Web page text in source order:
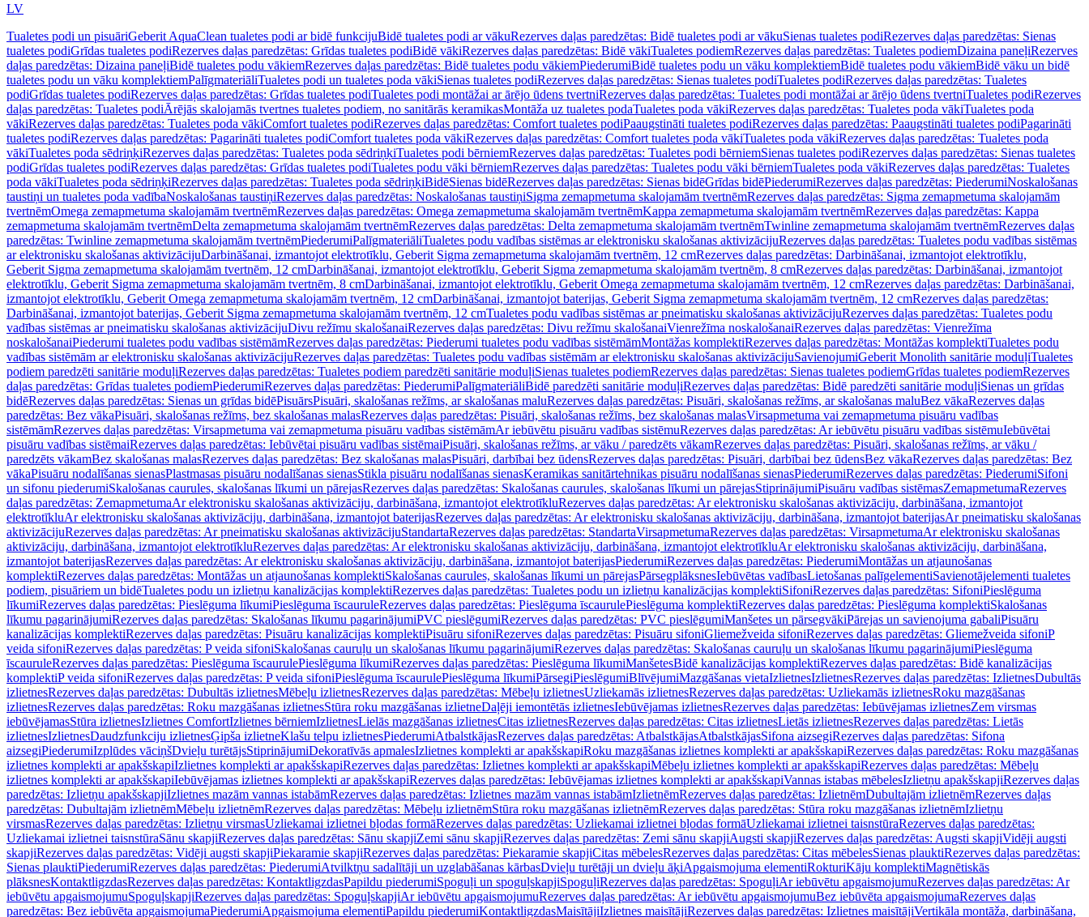
LV
Tualetes podi un pisuāriGeberit AquaClean tualetes podi ar bidē funkcijuBidē tualetes podi ar vākuRezerves daļas paredzētas: Bidē tualetes podi ar vākuSienas tualetes podiRezerves daļas paredzētas: Sienas
tualetes podiGrīdas tualetes podiRezerves daļas paredzētas: Grīdas tualetes podiBidē vākiRezerves daļas paredzētas: Bidē vākiTualetes podiemRezerves daļas paredzētas: Tualetes podiemDizaina paneļiRezerves
daļas paredzētas: Dizaina paneļiBidē tualetes podu vākiemRezerves daļas paredzētas: Bidē tualetes podu vākiemPiederumiBidē tualetes podu un vāku komplektiemBidē tualetes podu vākiemBidē vāku un bidē
tualetes podu un vāku komplektiemPalīgmateriāliTualetes podi un tualetes poda vākiSienas tualetes podiRezerves daļas paredzētas: Sienas tualetes podiTualetes podiRezerves daļas paredzētas: Tualetes
podiGrīdas tualetes podiRezerves daļas paredzētas: Grīdas tualetes podiTualetes podi montāžai ar ārējo ūdens tvertniRezerves daļas paredzētas: Tualetes podi montāžai ar ārējo ūdens tvertniTualetes podiRezerves
daļas paredzētas: Tualetes podiĀrējās skalojamās tvertnes tualetes podiem, no sanitārās keramikasMontāža uz tualetes podaTualetes poda vākiRezerves daļas paredzētas: Tualetes poda vākiTualetes poda
vākiRezerves daļas paredzētas: Tualetes poda vākiComfort tualetes podiRezerves daļas paredzētas: Comfort tualetes podiPaaugstināti tualetes podiRezerves daļas paredzētas: Paaugstināti tualetes podiPagarināti
tualetes podiRezerves daļas paredzētas: Pagarināti tualetes podiComfort tualetes poda vākiRezerves daļas paredzētas: Comfort tualetes poda vākiTualetes poda vākiRezerves daļas paredzētas: Tualetes poda
vākiTualetes poda sēdriņķiRezerves daļas paredzētas: Tualetes poda sēdriņķiTualetes podi bērniemRezerves daļas paredzētas: Tualetes podi bērniemSienas tualetes podiRezerves daļas paredzētas: Sienas tualetes
podiGrīdas tualetes podiRezerves daļas paredzētas: Grīdas tualetes podiTualetes podu vāki bērniemRezerves daļas paredzētas: Tualetes podu vāki bērniemTualetes poda vākiRezerves daļas paredzētas: Tualetes
poda vākiTualetes poda sēdriņķiRezerves daļas paredzētas: Tualetes poda sēdriņķiBidēSienas bidēRezerves daļas paredzētas: Sienas bidēGrīdas bidēPiederumiRezerves daļas paredzētas: PiederumiNoskalošanas
taustiņi un tualetes poda vadībaNoskalošanas taustiņiRezerves daļas paredzētas: Noskalošanas taustiņiSigma zemapmetuma skalojamām tvertnēmRezerves daļas paredzētas: Sigma zemapmetuma skalojamām
tvertnēmOmega zemapmetuma skalojamām tvertnēmRezerves daļas paredzētas: Omega zemapmetuma skalojamām tvertnēmKappa zemapmetuma skalojamām tvertnēmRezerves daļas paredzētas: Kappa
zemapmetuma skalojamām tvertnēmDelta zemapmetuma skalojamām tvertnēmRezerves daļas paredzētas: Delta zemapmetuma skalojamām tvertnēmTwinline zemapmetuma skalojamām tvertnēmRezerves daļas
paredzētas: Twinline zemapmetuma skalojamām tvertnēmPiederumiPalīgmateriāliTualetes podu vadības sistēmas ar elektronisku skalošanas aktivizācijuRezerves daļas paredzētas: Tualetes podu vadības sistēmas
ar elektronisku skalošanas aktivizācijuDarbināšanai, izmantojot elektrotīklu, Geberit Sigma zemapmetuma skalojamām tvertnēm, 12 cmRezerves daļas paredzētas: Darbināšanai, izmantojot elektrotīklu,
Geberit Sigma zemapmetuma skalojamām tvertnēm, 12 cmDarbināšanai, izmantojot elektrotīklu, Geberit Sigma zemapmetuma skalojamām tvertnēm, 8 cmRezerves daļas paredzētas: Darbināšanai, izmantojot
elektrotīklu, Geberit Sigma zemapmetuma skalojamām tvertnēm, 8 cmDarbināšanai, izmantojot elektrotīklu, Geberit Omega zemapmetuma skalojamām tvertnēm, 12 cmRezerves daļas paredzētas: Darbināšanai,
izmantojot elektrotīklu, Geberit Omega zemapmetuma skalojamām tvertnēm, 12 cmDarbināšanai, izmantojot baterijas, Geberit Sigma zemapmetuma skalojamām tvertnēm, 12 cmRezerves daļas paredzētas:
Darbināšanai, izmantojot baterijas, Geberit Sigma zemapmetuma skalojamām tvertnēm, 12 cmTualetes podu vadības sistēmas ar pneimatisku skalošanas aktivizācijuRezerves daļas paredzētas: Tualetes podu
vadības sistēmas ar pneimatisku skalošanas aktivizācijuDivu režīmu skalošanaiRezerves daļas paredzētas: Divu režīmu skalošanaiVienrežīma noskalošanaiRezerves daļas paredzētas: Vienrežīma
noskalošanaiPiederumi tualetes podu vadības sistēmāmRezerves daļas paredzētas: Piederumi tualetes podu vadības sistēmāmMontāžas komplektiRezerves daļas paredzētas: Montāžas komplektiTualetes podu
vadības sistēmām ar elektronisku skalošanas aktivizācijuRezerves daļas paredzētas: Tualetes podu vadības sistēmām ar elektronisku skalošanas aktivizācijuSavienojumiGeberit Monolith sanitārie moduļiTualetes
podiem paredzēti sanitārie moduļiRezerves daļas paredzētas: Tualetes podiem paredzēti sanitārie moduļiSienas tualetes podiemRezerves daļas paredzētas: Sienas tualetes podiemGrīdas tualetes podiemRezerves
daļas paredzētas: Grīdas tualetes podiemPiederumiRezerves daļas paredzētas: PiederumiPalīgmateriāliBidē paredzēti sanitārie moduļiRezerves daļas paredzētas: Bidē paredzēti sanitārie moduļiSienas un grīdas
bidēRezerves daļas paredzētas: Sienas un grīdas bidēPisuārsPisuāri, skalošanas režīms, ar skalošanas maluRezerves daļas paredzētas: Pisuāri, skalošanas režīms, ar skalošanas maluBez vākaRezerves daļas
paredzētas: Bez vākaPisuāri, skalošanas režīms, bez skalošanas malasRezerves daļas paredzētas: Pisuāri, skalošanas režīms, bez skalošanas malasVirsapmetuma vai zemapmetuma pisuāru vadības
sistēmāmRezerves daļas paredzētas: Virsapmetuma vai zemapmetuma pisuāru vadības sistēmāmAr iebūvētu pisuāru vadības sistēmuRezerves daļas paredzētas: Ar iebūvētu pisuāru vadības sistēmuIebūvētai
pisuāru vadības sistēmaiRezerves daļas paredzētas: Iebūvētai pisuāru vadības sistēmaiPisuāri, skalošanas režīms, ar vāku / paredzēts vākamRezerves daļas paredzētas: Pisuāri, skalošanas režīms, ar vāku /
paredzēts vākamBez skalošanas malasRezerves daļas paredzētas: Bez skalošanas malasPisuāri, darbībai bez ūdensRezerves daļas paredzētas: Pisuāri, darbībai bez ūdensBez vākaRezerves daļas paredzētas: Bez
vākaPisuāru nodalīšanas sienasPlastmasas pisuāru nodalīšanas sienasStikla pisuāru nodalīšanas sienasKeramikas sanitārtehnikas pisuāru nodalīšanas sienasPiederumiRezerves daļas paredzētas: PiederumiSifoni
un sifonu piederumiSkalošanas caurules, skalošanas līkumi un pārejasRezerves daļas paredzētas: Skalošanas caurules, skalošanas līkumi un pārejasStiprinājumiPisuāru vadības sistēmasZemapmetumaRezerves
daļas paredzētas: ZemapmetumaAr elektronisku skalošanas aktivizāciju, darbināšana, izmantojot elektrotīkluRezerves daļas paredzētas: Ar elektronisku skalošanas aktivizāciju, darbināšana, izmantojot
elektrotīkluAr elektronisku skalošanas aktivizāciju, darbināšana, izmantojot baterijasRezerves daļas paredzētas: Ar elektronisku skalošanas aktivizāciju, darbināšana, izmantojot baterijasAr pneimatisku skalošanas
aktivizācijuRezerves daļas paredzētas: Ar pneimatisku skalošanas aktivizācijuStandartaRezerves daļas paredzētas: StandartaVirsapmetumaRezerves daļas paredzētas: VirsapmetumaAr elektronisku skalošanas
aktivizāciju, darbināšana, izmantojot elektrotīkluRezerves daļas paredzētas: Ar elektronisku skalošanas aktivizāciju, darbināšana, izmantojot elektrotīkluAr elektronisku skalošanas aktivizāciju, darbināšana,
izmantojot baterijasRezerves daļas paredzētas: Ar elektronisku skalošanas aktivizāciju, darbināšana, izmantojot baterijasPiederumiRezerves daļas paredzētas: PiederumiMontāžas un atjaunošanas
komplektiRezerves daļas paredzētas: Montāžas un atjaunošanas komplektiSkalošanas caurules, skalošanas līkumi un pārejasPārsegplāksnesIebūvētas vadībasLietošanas palīgelementiSavienotājelementi tualetes
podiem, pisuāriem un bidēTualetes podu un izlietņu kanalizācijas komplektiRezerves daļas paredzētas: Tualetes podu un izlietņu kanalizācijas komplektiSifoniRezerves daļas paredzētas: SifoniPieslēguma
līkumiRezerves daļas paredzētas: Pieslēguma līkumiPieslēguma īscauruleRezerves daļas paredzētas: Pieslēguma īscaurulePieslēguma komplektiRezerves daļas paredzētas: Pieslēguma komplektiSkalošanas
līkumu pagarinājumiRezerves daļas paredzētas: Skalošanas līkumu pagarinājumiPVC pieslēgumiRezerves daļas paredzētas: PVC pieslēgumiManšetes un pārsegvākiPārejas un savienojuma gabaliPisuāru
kanalizācijas komplektiRezerves daļas paredzētas: Pisuāru kanalizācijas komplektiPisuāru sifoniRezerves daļas paredzētas: Pisuāru sifoniGliemežveida sifoniRezerves daļas paredzētas: Gliemežveida sifoniP
veida sifoniRezerves daļas paredzētas: P veida sifoniSkalošanas cauruļu un skalošanas līkumu pagarinājumiRezerves daļas paredzētas: Skalošanas cauruļu un skalošanas līkumu pagarinājumiPieslēguma
īscauruleRezerves daļas paredzētas: Pieslēguma īscaurulePieslēguma līkumiRezerves daļas paredzētas: Pieslēguma līkumiManšetesBidē kanalizācijas komplektiRezerves daļas paredzētas: Bidē kanalizācijas
komplektiP veida sifoniRezerves daļas paredzētas: P veida sifoniPieslēguma īscaurulePieslēguma līkumiPārsegiPieslēgumiBlīvējumiMazgāšanas vietaIzlietnesIzlietnesRezerves daļas paredzētas: IzlietnesDubultās
izlietnesRezerves daļas paredzētas: Dubultās izlietnesMēbeļu izlietnesRezerves daļas paredzētas: Mēbeļu izlietnesUzliekamās izlietnesRezerves daļas paredzētas: Uzliekamās izlietnesRoku mazgāšanas
izlietnesRezerves daļas paredzētas: Roku mazgāšanas izlietnesStūra roku mazgāšanas izlietneDaļēji iemontētās izlietnesIebūvējamas izlietnesRezerves daļas paredzētas: Iebūvējamas izlietnesZem virsmas
iebūvējamasStūra izlietnesIzlietnes ComfortIzlietnes bērniemIzlietnesLielās mazgāšanas izlietnesCitas izlietnesRezerves daļas paredzētas: Citas izlietnesLietās izlietnesRezerves daļas paredzētas: Lietās
izlietnesIzlietnesDaudzfunkciju izlietnesĢipša izlietneKlašu telpu izlietnesPiederumiAtbalstkājasRezerves daļas paredzētas: AtbalstkājasAtbalstkājasSifona aizsegiRezerves daļas paredzētas: Sifona
aizsegiPiederumiIzplūdes vāciņšDvieļu turētājsStiprinājumiDekoratīvās apmalesIzlietnes komplekti ar apakšskapiRoku mazgāšanas izlietnes komplekti ar apakšskapiRezerves daļas paredzētas: Roku mazgāšanas
izlietnes komplekti ar apakšskapiIzlietnes komplekti ar apakšskapiRezerves daļas paredzētas: Izlietnes komplekti ar apakšskapiMēbeļu izlietnes komplekti ar apakšskapiRezerves daļas paredzētas: Mēbeļu
izlietnes komplekti ar apakšskapiIebūvējamas izlietnes komplekti ar apakšskapiRezerves daļas paredzētas: Iebūvējamas izlietnes komplekti ar apakšskapiVannas istabas mēbelesIzlietņu apakšskapjiRezerves daļas
paredzētas: Izlietņu apakšskapjiIzlietnes mazām vannas istabāmRezerves daļas paredzētas: Izlietnes mazām vannas istabāmIzlietnēmRezerves daļas paredzētas: IzlietnēmDubultajām izlietnēmRezerves daļas
paredzētas: Dubultajām izlietnēmMēbeļu izlietnēmRezerves daļas paredzētas: Mēbeļu izlietnēmStūra roku mazgāšanas izlietnēmRezerves daļas paredzētas: Stūra roku mazgāšanas izlietnēmIzlietņu
virsmasRezerves daļas paredzētas: Izlietņu virsmasUzliekamai izlietnei bļodas formāRezerves daļas paredzētas: Uzliekamai izlietnei bļodas formāUzliekamai izlietnei taisnstūraRezerves daļas paredzētas:
Uzliekamai izlietnei taisnstūraSānu skapjiRezerves daļas paredzētas: Sānu skapjiZemi sānu skapjiRezerves daļas paredzētas: Zemi sānu skapjiAugsti skapjiRezerves daļas paredzētas: Augsti skapjiVidēji augsti
skapjiRezerves daļas paredzētas: Vidēji augsti skapjiPiekaramie skapjiRezerves daļas paredzētas: Piekaramie skapjiCitas mēbelesRezerves daļas paredzētas: Citas mēbelesSienas plauktiRezerves daļas paredzētas:
Sienas plauktiPiederumiRezerves daļas paredzētas: PiederumiAtvilktņu sadalītāji un uzglabāšanas kārbasDvieļu turētāji un dvieļu āķiApgaismojuma elementiRokturiKāju komplektiMagnētiskās
plāksnesKontaktligzdasRezerves daļas paredzētas: KontaktligzdasPapildu piederumiSpoguļi un spoguļskapjiSpoguļiRezerves daļas paredzētas: SpoguļiAr iebūvētu apgaismojumuRezerves daļas paredzētas: Ar
iebūvētu apgaismojumuSpoguļskapjiRezerves daļas paredzētas: SpoguļskapjiAr iebūvētu apgaismojumuRezerves daļas paredzētas: Ar iebūvētu apgaismojumuBez iebūvēta apgaismojumaRezerves daļas
paredzētas: Bez iebūvēta apgaismojumaPiederumiApgaismojuma elementiPapildu piederumiKontaktligzdasMaisītājiIzlietnes maisītājiRezerves daļas paredzētas: Izlietnes maisītājiVertikāla montāža, darbināšana,